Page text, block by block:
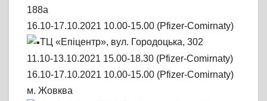
188a
16.10-17.10.2021 10.00-15.00 (Pfizer-Comirnaty)
ТЦ «Епіцентр», вул. Городоцька, 302
11.10-13.10.2021 15.00-18.30 (Pfizer-Comirnaty)
16.10-17.10.2021 10.00-15.00 (Pfizer-Comirnaty)
м. Жовква